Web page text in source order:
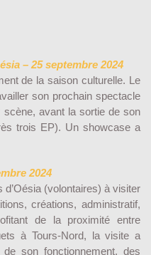
– 25 septembre 2024
de la saison culturelle. Le
son prochain spectacle
avant la sortie de son
trois EP). Un showcase a
2024
d’Oésia (volontaires) à visiter
créations, administratif,
de la proximité entre
à Tours-Nord, la visite a
son fonctionnement, des